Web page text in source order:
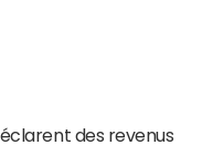
des revenus